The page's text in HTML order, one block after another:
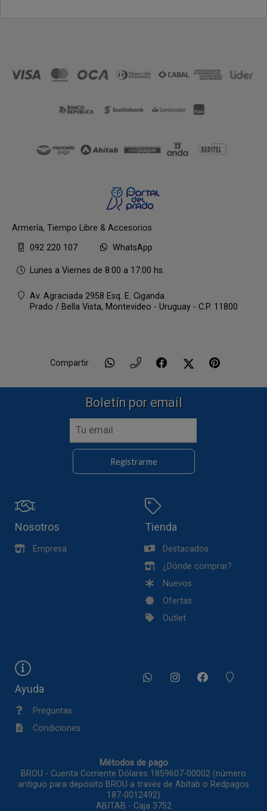
Armería, Tiempo Libre & Accesorios
092 220 107
WhatsApp
Lunes a Viernes de 8:00 a 17:00 hs.
Av. Agraciada 2958 Esq. E. Ciganda
Prado / Bella Vista, Montevideo - Uruguay - C.P. 11800
Compartir
Boletín por email
Registrarme
Nosotros
Empresa
Tienda
Destacados
¿Dónde comprar?
Nuevos
Ofertas
Outlet
Ayuda
Preguntas
Condiciones
Métodos de pago
BROU - Cuenta Corriente Dólares 1859607-00002 (número
antiguo para depósito BROU a través de Abitab o Redpagos
187-0012492)
ABITAB - Caja 3752